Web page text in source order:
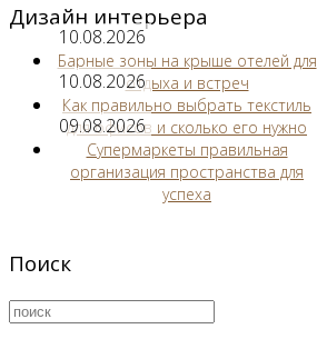
Дизайн интерьера
10.08.2026
Барные зоны на крыше отелей для
отдыха и встреч
10.08.2026
Как правильно выбрать текстиль
для офисов и сколько его нужно
09.08.2026
Супермаркеты правильная
организация пространства для
успеха
Поиск